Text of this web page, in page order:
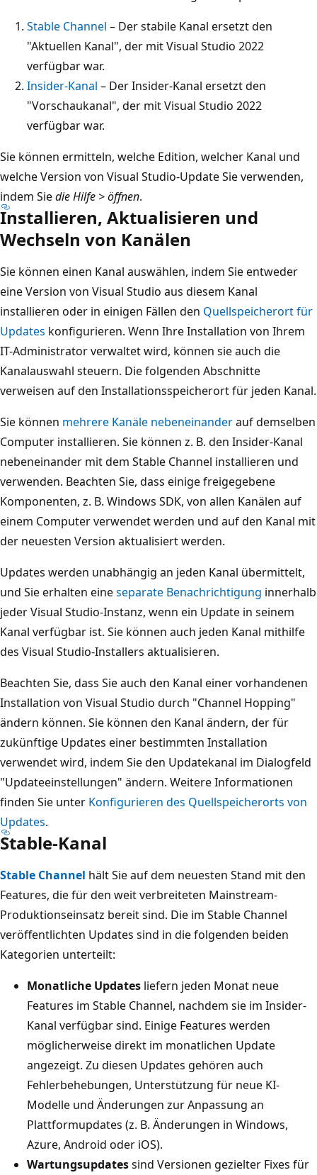
Stable Channel – Der stabile Kanal ersetzt den
"Aktuellen Kanal", der mit Visual Studio 2022
verfügbar war.
Insider-Kanal – Der Insider-Kanal ersetzt den
"Vorschaukanal", der mit Visual Studio 2022
verfügbar war.
Sie können ermitteln, welche Edition, welcher Kanal und
welche Version von Visual Studio-Update Sie verwenden,
indem Siedie Hilfe > öffnen.
Installieren, Aktualisieren und
Wechseln von Kanälen
Sie können einen Kanal auswählen, indem Sie entweder
eine Version von Visual Studio aus diesem Kanal
installieren oder in einigen Fällen den Quellspeicherort für
Updates konfigurieren. Wenn Ihre Installation von Ihrem
IT-Administrator verwaltet wird, können sie auch die
Kanalauswahl steuern. Die folgenden Abschnitte
verweisen auf den Installationsspeicherort für jeden Kanal.
Sie können mehrere Kanäle nebeneinanderauf demselben
Computer installieren. Sie können z. B. den Insider-Kanal
nebeneinander mit dem Stable Channel installieren und
verwenden. Beachten Sie, dass einige freigegebene
Komponenten, z. B. Windows SDK, von allen Kanälen auf
einem Computer verwendet werden und auf den Kanal mit
der neuesten Version aktualisiert werden.
Updates werden unabhängig an jeden Kanal übermittelt,
und Sie erhalten eineseparate Benachrichtigung innerhalb
jeder Visual Studio-Instanz, wenn ein Update in seinem
Kanal verfügbar ist. Sie können auch jeden Kanal mithilfe
des Visual Studio-Installers aktualisieren.
Beachten Sie, dass Sie auch den Kanal einer vorhandenen
Installation von Visual Studio durch "Channel Hopping"
ändern können. Sie können den Kanal ändern, der für
zukünftige Updates einer bestimmten Installation
verwendet wird, indem Sie den Updatekanal im Dialogfeld
"Updateeinstellungen" ändern. Weitere Informationen
finden Sie unter Konfigurieren des Quellspeicherorts von
Updates.
Stable-Kanal
Stable Channel hält Sie auf dem neuesten Stand mit den
Features, die für den weit verbreiteten Mainstream-
Produktionseinsatz bereit sind. Die im Stable Channel
veröffentlichten Updates sind in die folgenden beiden
Kategorien unterteilt:
Monatliche Updates liefern jeden Monat neue
Features im Stable Channel, nachdem sie im Insider-
Kanal verfügbar sind. Einige Features werden
möglicherweise direkt im monatlichen Update
angezeigt. Zu diesen Updates gehören auch
Fehlerbehebungen, Unterstützung für neue KI-
Modelle und Änderungen zur Anpassung an
Plattformupdates (z. B. Änderungen in Windows,
Azure, Android oder iOS).
Wartungsupdatessind Versionen gezielter Fixes für